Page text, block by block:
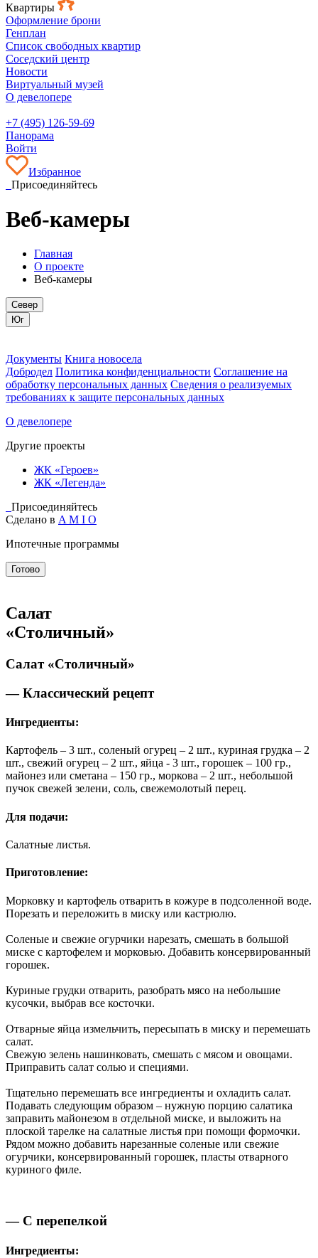
Квартиры
Оформление брони
Генплан
Список свободных квартир
Соседский центр
Новости
Виртуальный музей
О девелопере
+7 (495) 126-59-69
Панорама
Войти
Избранное
Присоединяйтесь
Веб-камеры
Главная
О проекте
Веб-камеры
Север
Юг
Документы Книга новосела
Добродел Политика конфиденциальности Соглашение на
обработку персональных данных Сведения о реализуемых
требованиях к защите персональных данных
О девелопере
Другие проекты
ЖК «Героев»
ЖК «Легенда»
Присоединяйтесь
Сделано в A M I O
Ипотечные программы
Готово
Салат
«Столичный»
Салат «Столичный»
— Классический рецепт
Ингредиенты:
Картофель – 3 шт., соленый огурец – 2 шт., куриная грудка – 2
шт., свежий огурец – 2 шт., яйца - 3 шт., горошек – 100 гр.,
майонез или сметана – 150 гр., моркова – 2 шт., небольшой
пучок свежей зелени, соль, свежемолотый перец.
Для подачи:
Салатные листья.
Приготовление:
Морковку и картофель отварить в кожуре в подсоленной воде.
Порезать и переложить в миску или кастрюлю.
Соленые и свежие огурчики нарезать, смешать в большой
миске с картофелем и морковью. Добавить консервированный
горошек.
Куриные грудки отварить, разобрать мясо на небольшие
кусочки, выбрав все косточки.
Отварные яйца измельчить, пересыпать в миску и перемешать
салат.
Свежую зелень нашинковать, смешать с мясом и овощами.
Приправить салат солью и специями.
Тщательно перемешать все ингредиенты и охладить салат.
Подавать следующим образом – нужную порцию салатика
заправить майонезом в отдельной миске, и выложить на
плоской тарелке на салатные листья при помощи формочки.
Рядом можно добавить нарезанные соленые или свежие
огурчики, консервированный горошек, пласты отварного
куриного филе.
— С перепелкой
Ингредиенты: